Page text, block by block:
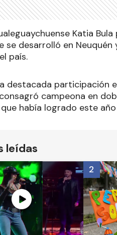
Katia
se desarrolló en
país.
destacada participación
campeona en
había logrado este
leídas
2